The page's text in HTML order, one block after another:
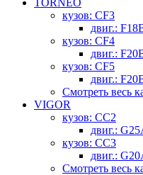
TORNEO
кузов: CF3
двиг.:
кузов: CF4
двиг.:
кузов: CF5
двиг.:
Смотреть весь
VIGOR
кузов: CC2
двиг.:
кузов: CC3
двиг.:
Смотреть весь